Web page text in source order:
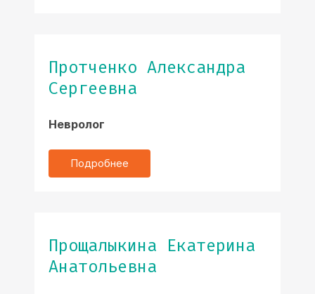
Протченко Александра
Сергеевна
Невролог
Подробнее
Прощалыкина Екатерина
Анатольевна